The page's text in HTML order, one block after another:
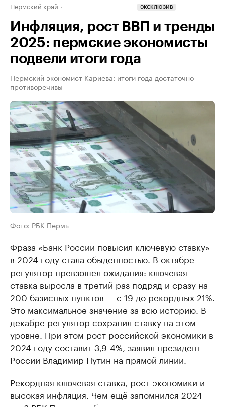
Пермский край ЭКСКЛЮЗИВ
Инфляция, рост ВВП и тренды
2025: пермские экономисты
подвели итоги года
Пермский экономист Кариева: итоги года достаточно
противоречивы
Фото: РБК Пермь
Фраза «Банк России повысил ключевую ставку»
в 2024 году стала обыденностью. В октябре
регулятор превзошел ожидания: ключевая
ставка выросла в третий раз подряд и сразу на
200 базисных пунктов — с 19 до рекордных 21%.
Это максимальное значение за всю историю. В
декабре регулятор сохранил ставку на этом
уровне. При этом рост российской экономики в
2024 году составит 3,9-4%, заявил президент
России Владимир Путин на прямой линии.
Рекордная ключевая ставка, рост экономики и
высокая инфляция. Чем ещё запомнился 2024